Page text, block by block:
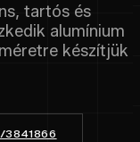
tartós és
alumínium
készítjük